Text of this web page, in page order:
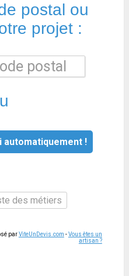
postal ou
projet :
!
des métiers
parViteUnDevis.com -Vous êtes un
artisan ?